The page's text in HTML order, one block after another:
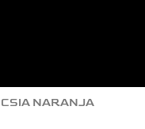
NARANJA